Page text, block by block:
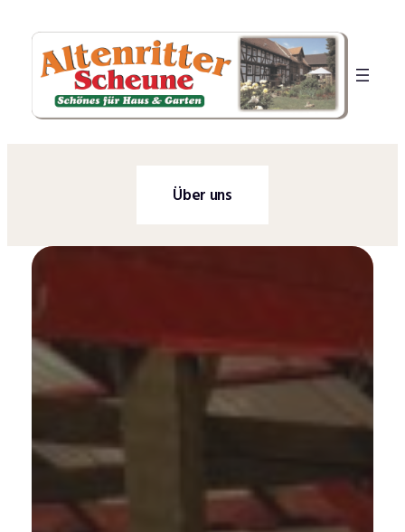
Inhalt
springen
Über uns